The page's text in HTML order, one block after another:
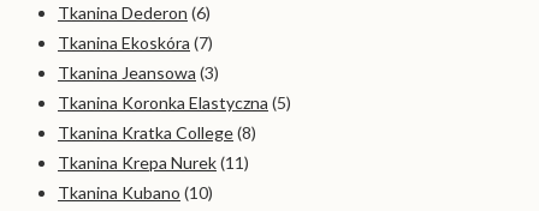
Tkanina Dederon (6)
Tkanina Ekoskóra (7)
Tkanina Jeansowa (3)
Tkanina Koronka Elastyczna (5)
Tkanina Kratka College(8)
Tkanina Krepa Nurek(11)
Tkanina Kubano (10)